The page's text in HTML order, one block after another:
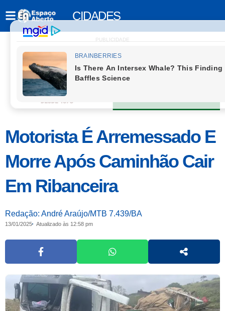
CIDADES
PUBLICIDADE
Motorista É Arremessado E
Morre Após Caminhão Cair
Em Ribanceira
Redação: André Araújo/MTB 7.439/BA
13/01/2025 Atualizado às 12:58 pm